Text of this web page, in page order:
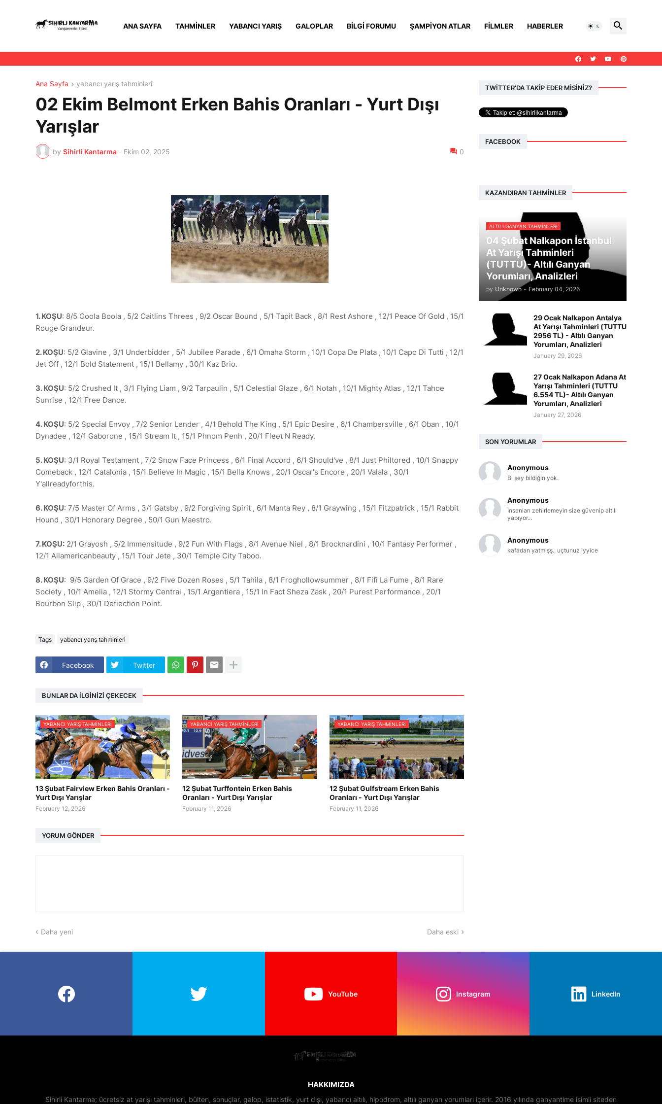
ANA SAYFA TAHMINLER YABANCI YARIŞ GALOPLAR BILGI FORUMU ŞAMPIYON ATLAR FILMLER HABERLER
Ana Sayfa yabancı yarış tahminleri
02 Ekim Belmont Erken Bahis Oranları - Yurt Dışı
Yarışlar
by Sihirli Kantarma - Ekim 02, 2025 0
1. KOŞU: 8/5 Coola Boola , 5/2 Caitlins Threes , 9/2 Oscar Bound , 5/1 Tapit Back , 8/1 Rest Ashore , 12/1 Peace Of Gold , 15/1
Rouge Grandeur.
2. KOŞU: 5/2 Glavine , 3/1 Underbidder , 5/1 Jubilee Parade , 6/1 Omaha Storm , 10/1 Copa De Plata , 10/1 Capo Di Tutti , 12/1
Jet Off , 12/1 Bold Statement , 15/1 Bellamy , 30/1 Kaz Brio.
3. KOŞU: 5/2 Crushed It , 3/1 Flying Liam , 9/2 Tarpaulin , 5/1 Celestial Glaze , 6/1 Notah , 10/1 Mighty Atlas , 12/1 Tahoe
Sunrise , 12/1 Free Dance.
4. KOŞU: 5/2 Special Envoy , 7/2 Senior Lender , 4/1 Behold The King , 5/1 Epic Desire , 6/1 Chambersville , 6/1 Oban , 10/1
Dynadee , 12/1 Gaborone , 15/1 Stream It , 15/1 Phnom Penh , 20/1 Fleet N Ready.
5. KOŞU: 3/1 Royal Testament , 7/2 Snow Face Princess , 6/1 Final Accord , 6/1 Should've , 8/1 Just Philtored , 10/1 Snappy
Comeback , 12/1 Catalonia , 15/1 Believe In Magic , 15/1 Bella Knows , 20/1 Oscar's Encore , 20/1 Valala , 30/1
Y'allreadyforthis.
6. KOŞU: 7/5 Master Of Arms , 3/1 Gatsby , 9/2 Forgiving Spirit , 6/1 Manta Rey , 8/1 Graywing , 15/1 Fitzpatrick , 15/1 Rabbit
Hound , 30/1 Honorary Degree , 50/1 Gun Maestro.
7. KOŞU: 2/1 Grayosh , 5/2 Immensitude , 9/2 Fun With Flags , 8/1 Avenue Niel , 8/1 Brocknardini , 10/1 Fantasy Performer ,
12/1 Allamericanbeauty , 15/1 Tour Jete , 30/1 Temple City Taboo.
8. KOŞU: 9/5 Garden Of Grace , 9/2 Five Dozen Roses , 5/1 Tahila , 8/1 Froghollowsummer , 8/1 Fifi La Fume , 8/1 Rare
Society , 10/1 Amelia , 12/1 Stormy Central , 15/1 Argentiera , 15/1 In Fact Sheza Zask , 20/1 Purest Performance , 20/1
Bourbon Slip , 30/1 Deflection Point.
Tags yabancı yarış tahminleri
Facebook Twitter
BUNLAR DA İLGINIZI ÇEKECEK
YABANCI YARIŞ TAHMINLERI
13 Şubat Fairview Erken Bahis Oranları -
Yurt Dışı Yarışlar
February 12, 2026
YABANCI YARIŞ TAHMINLERI
12 Şubat Turffontein Erken Bahis
Oranları - Yurt Dışı Yarışlar
February 11, 2026
YABANCI YARIŞ TAHMINLERI
12 Şubat Gulfstream Erken Bahis
Oranları - Yurt Dışı Yarışlar
February 11, 2026
YORUM GÖNDER
Daha yeni Daha eski
TWİTTER'DA TAKİP EDER MİSİNİZ?
FACEBOOK
KAZANDIRAN TAHMINLER
ALTILI GANYAN TAHMINLERI
04 Şubat Nalkapon İstanbul
At Yarışı Tahminleri
(TUTTU)- Altılı Ganyan
Yorumları, Analizleri
by Unknown - February 04, 2026
29 Ocak Nalkapon Antalya
At Yarışı Tahminleri (TUTTU
2956 TL) - Altılı Ganyan
Yorumları, Analizleri
January 29, 2026
27 Ocak Nalkapon Adana At
Yarışı Tahminleri (TUTTU
6.554 TL)- Altılı Ganyan
Yorumları, Analizleri
January 27, 2026
SON YORUMLAR
Anonymous
Bi şey bildiğin yok.
Anonymous
İnsanları zehirlemeyin size güvenip altılı
yapıyor...
Anonymous
kafadan yatmışş.. uçtunuz iyyice
YouTube Instagram LinkedIn
HAKKIMIZDA
Sihirli Kantarma; ücretsiz at yarışı tahminleri, bülten, sonuçlar, galop, istatistik, yurt dışı, yabancı altılı, hipodrom, altılı ganyan yorumları içerir. 2016 yılında ganyantime isimli siteden